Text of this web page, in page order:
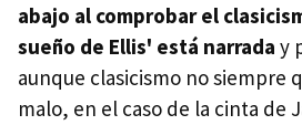
abajo al comprobar el
sueño de Ellis' está narrada y
aunque clasicismo no siempre
malo, en el caso de la cinta de